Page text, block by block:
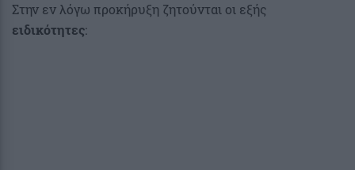
Στην εν λόγω προκήρυξη ζητούνται οι εξής
ειδικότητες: